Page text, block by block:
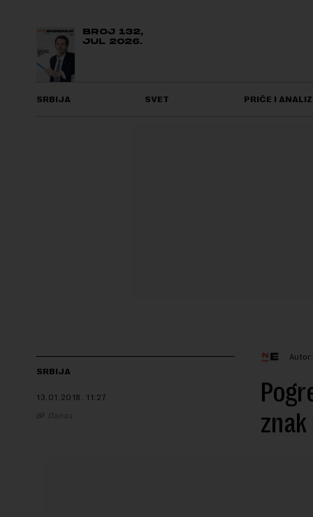
BROJ 132,
JUL 2026.
SRBIJA SVET PRIČE I
SRBIJA
13.01.2018. 11:27
Danas